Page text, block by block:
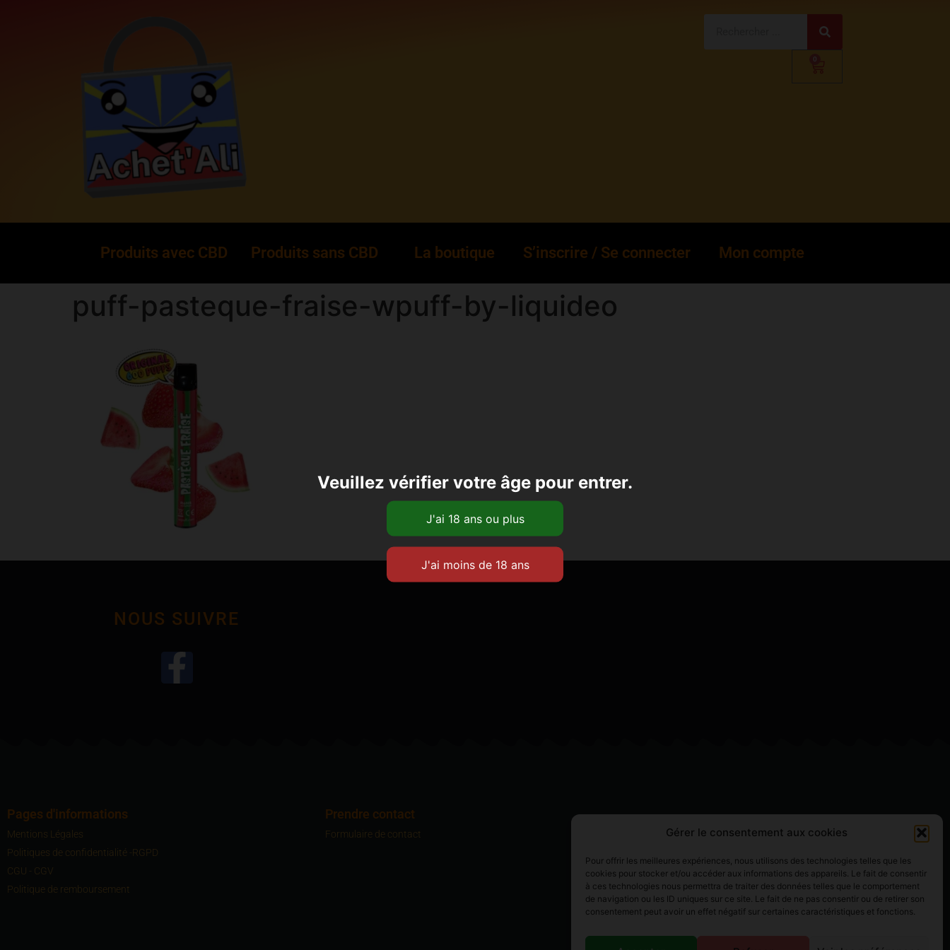
Gérer le consentement aux cookies
Pour offrir les meilleures expériences, nous utilisons des technologies telles que les
cookies pour stocker et/ou accéder aux informations des appareils. Le fait de consentir
à ces technologies nous permettra de traiter des données telles que le comportement
de navigation ou les ID uniques sur ce site. Le fait de ne pas consentir ou de retirer son
consentement peut avoir un effet négatif sur certaines caractéristiques et fonctions.
0
Produits avec CBD Produits sans CBD La boutique S’inscrire / Se connecter Mon compte
puff-pasteque-fraise-wpuff-by-liquideo
NOUS SUIVRE
Pages d'informations
Mentions Légales
Politiques de confidentialité -RGPD
CGU - CGV
Politique de remboursement
Prendre contact
Formulaire de contact
Veuillez vérifier votre âge pour entrer.